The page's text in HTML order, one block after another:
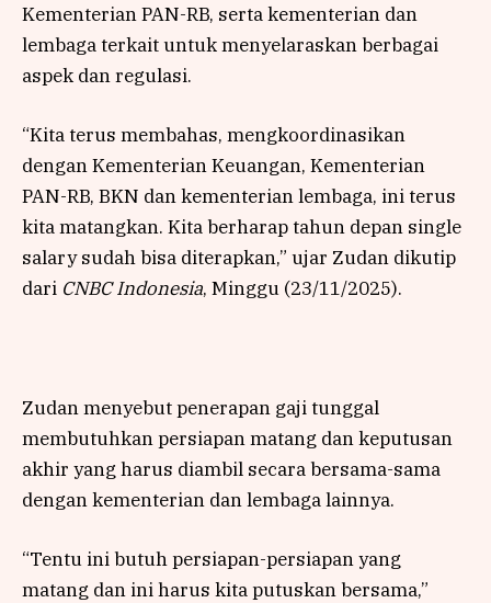
Kementerian PAN-RB, serta kementerian dan
lembaga terkait untuk menyelaraskan berbagai
aspek dan regulasi.
“Kita terus membahas, mengkoordinasikan
dengan Kementerian Keuangan, Kementerian
PAN-RB, BKN dan kementerian lembaga, ini terus
kita matangkan. Kita berharap tahun depan single
salary sudah bisa diterapkan,” ujar Zudan dikutip
dari CNBC Indonesia, Minggu (23/11/2025).
Zudan menyebut penerapan gaji tunggal
membutuhkan persiapan matang dan keputusan
akhir yang harus diambil secara bersama-sama
dengan kementerian dan lembaga lainnya.
“Tentu ini butuh persiapan-persiapan yang
matang dan ini harus kita putuskan bersama,”